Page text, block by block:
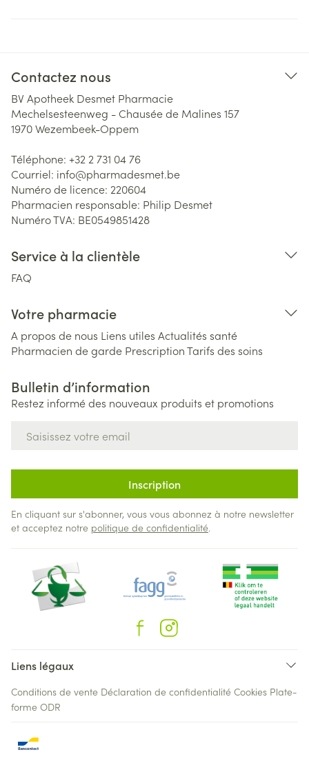
Contactez nous
BV Apotheek Desmet Pharmacie
Mechelsesteenweg - Chausée de Malines 157
1970Wezembeek-Oppem
Téléphone: +32 2 731 04 76
Courriel: info@pharmadesmet.be
Numéro de licence: 220604
Pharmacien responsable: Philip Desmet
Numéro TVA: BE0549851428
Service à la clientèle
FAQ
Votre pharmacie
A propos de nous Liens utiles Actualités santé
Pharmacien de garde PrescriptionTarifs des soins
Bulletin d’information
Restez informé des nouveaux produits et promotions
Inscription
En cliquant sur s'abonner, vous vous abonnez à notre newsletter
et acceptez notre politique de confidentialité.
Liens légaux
Conditions de vente Déclaration de confidentialité Cookies Plate-
forme ODR